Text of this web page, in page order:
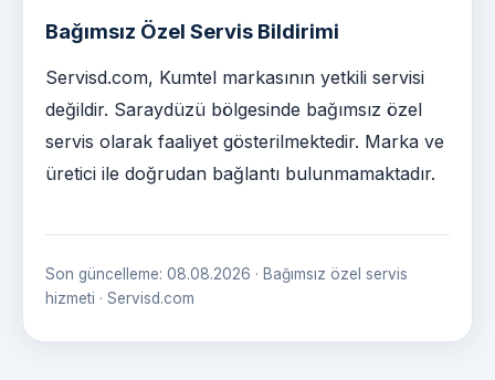
Bağımsız Özel Servis Bildirimi
Servisd.com, Kumtel markasının yetkili servisi
değildir. Saraydüzü bölgesinde bağımsız özel
servis olarak faaliyet gösterilmektedir. Marka ve
üretici ile doğrudan bağlantı bulunmamaktadır.
Son güncelleme: 08.08.2026 · Bağımsız özel servis
hizmeti · Servisd.com